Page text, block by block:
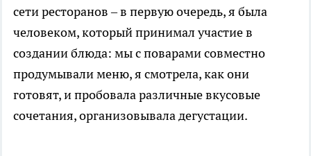
сети ресторанов – в первую очередь, я была
человеком, который принимал участие в
создании блюда: мы с поварами совместно
продумывали меню, я смотрела, как они
готовят, и пробовала различные вкусовые
сочетания, организовывала дегустации.